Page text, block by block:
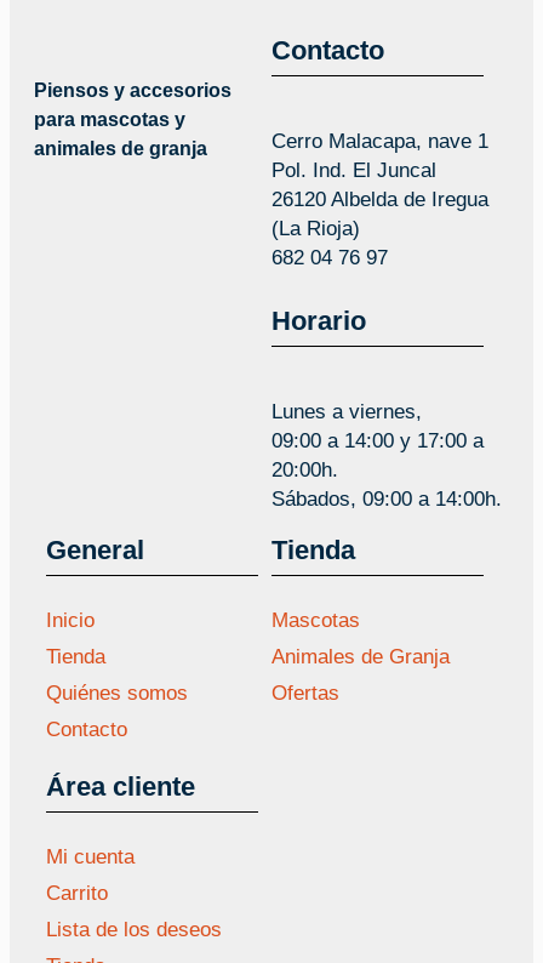
Piensos y accesorios
para mascotas y
animales de granja
Contacto
Cerro Malacapa, nave 1
Pol. Ind. El Juncal
26120 Albelda de Iregua
(La Rioja)
682 04 76 97
Horario
Lunes a viernes,
09:00 a 14:00 y 17:00 a
20:00h.
Sábados, 09:00 a 14:00h.
General
Inicio
Tienda
Quiénes somos
Contacto
Área cliente
Mi cuenta
Carrito
Lista de los deseos
Tienda
Mascotas
Animales de Granja
Ofertas